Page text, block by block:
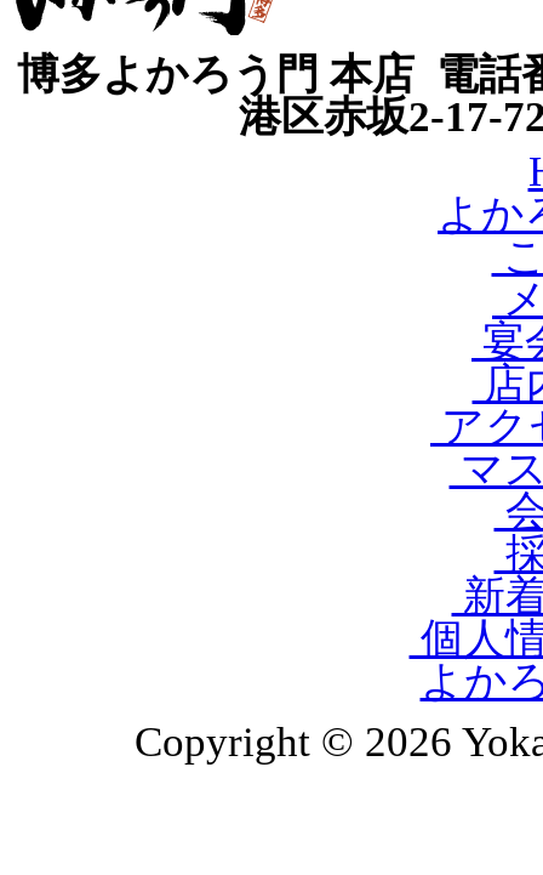
博多よかろう門 本店 電話
港区赤坂2-17-
よか
宴
店
ア
マ
新
個人
よか
Copyright © 2026